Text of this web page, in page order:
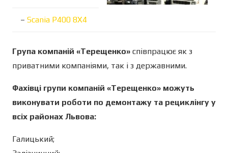
– Scania P400 8X4
Група компаній «Терещенко» співпрацює як з
приватними компаніями, так і з державними.
Фахівці групи компаній «Терещенко» можуть
виконувати роботи по демонтажу та рециклінгу у
всіх районах Львова:
Галицький;